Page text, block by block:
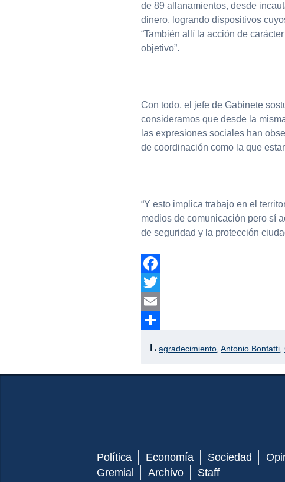
de 89 allanamientos, desde
dinero, logrando dispositivos
“También allí la acción de
objetivo”.
Con todo, el jefe de Gabinete
consideramos que desde la
las expresiones sociales han
de coordinación como la que
“Y esto implica trabajo en el
medios de comunicación pero sí
de seguridad y la protección
Facebook
Twitter
Email
agradecimiento ,Antonio Bonfatti ,
Política Economía Sociedad
Gremial
Archivo Staff